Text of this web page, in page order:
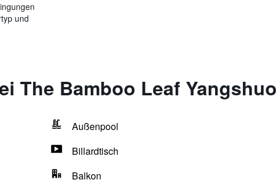
und
The Bamboo Leaf Yangshuo
Außenpool
Billardtisch
Balkon